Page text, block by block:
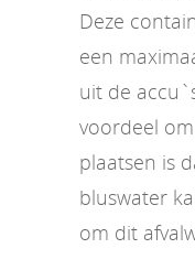
Deze
een
uit de
voordeel
plaatsen is
bluswater
om dit